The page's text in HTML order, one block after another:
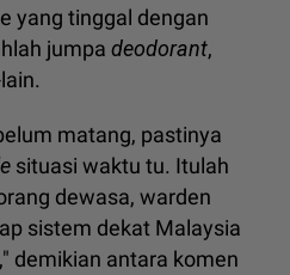
yang tinggal dengan
jumpa deodorant,
matang, pastinya
situasi waktu tu. Itulah
dewasa, warden
sistem dekat Malaysia
demikian antara komen